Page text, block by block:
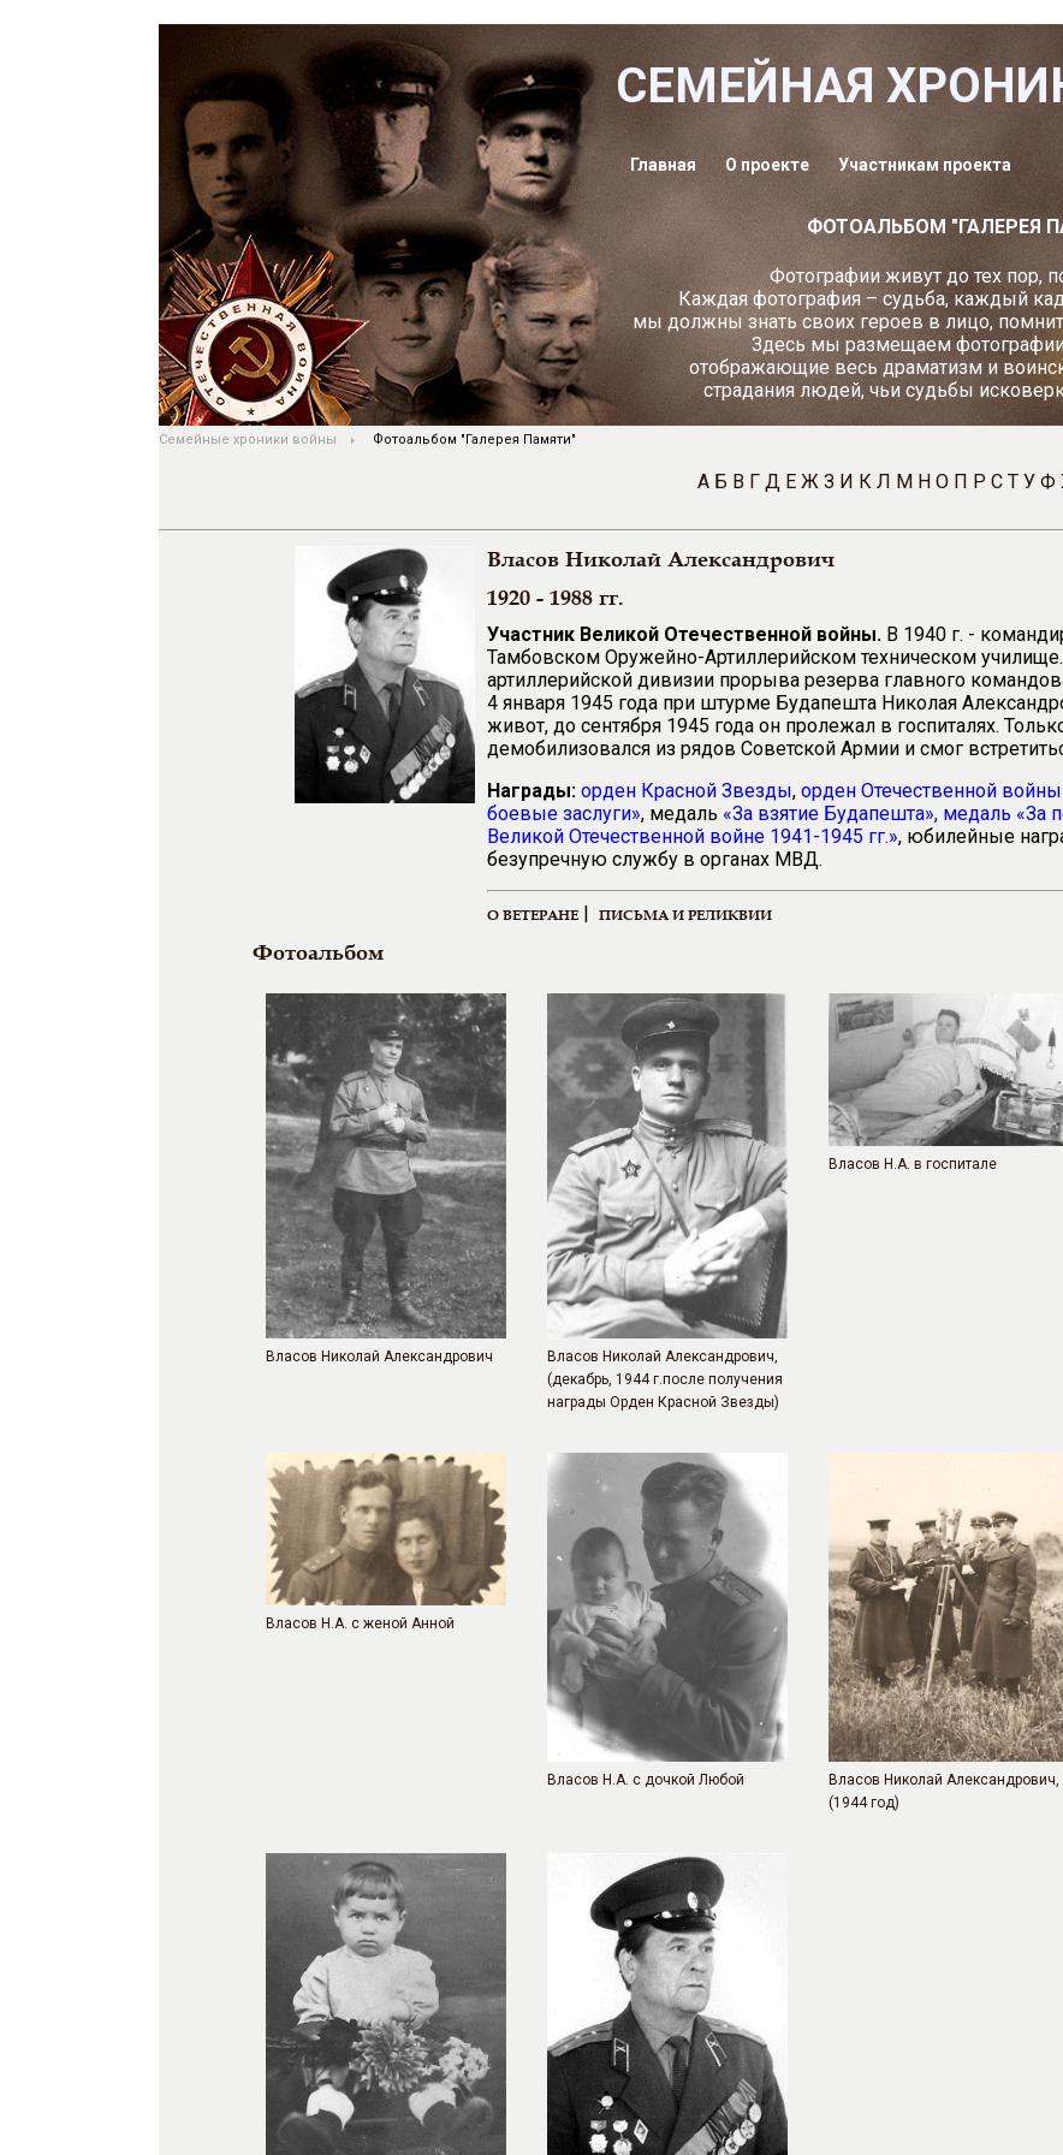
СЕМЕЙНАЯ
Главная О проекте Участникам проекта
ФОТОАЛЬБОМ "ГАЛЕРЕЯ
Фотографии живут до тех пор,
Каждая фотография – судьба, каждый
мы должны знать своих героев в лицо,
Здесь мы размещаем
отображающие весь драматизм и
страдания людей, чьи судьбы
Семейные хроники войны Фотоальбом "Галерея Памяти"
А Б В Г Д Е Ж З И К Л М Н О П Р С Т У Ф
Власов Николай Александрович
1920 - 1988 гг.
Участник Великой Отечественной войны. В 1940 г. -
Тамбовском Оружейно-Артиллерийском техническом
артиллерийской дивизии прорыва резерва главного
4 января 1945 года при штурме Будапешта Николая
живот, до сентября 1945 года он пролежал в госпиталях.
демобилизовался из рядов Советской Армии и смог
Награды: орден Красной Звезды, орден Отечественной
боевые заслуги», медаль «За взятие Будапешта», медаль «За
Великой Отечественной войне 1941-1945 гг.», юбилейные
безупречную службу в органах МВД.
О ВЕТЕРАНЕ | ПИСЬМА И РЕЛИКВИИ
Фотоальбом
Власов Николай Александрович
Власов Николай Александрович,
(декабрь, 1944 г.после получения
награды Орден Красной Звезды)
Власов Н.А. в госпитале
Власов Н.А. с женой Анной
Власов Н.А. с дочкой Любой
Власов Николай Александрович,
(1944 год)